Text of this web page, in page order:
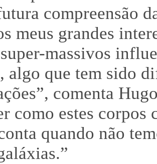
compreensão
meus grandes
massivos
algo que tem sido
comenta
como estes corpos
quando não